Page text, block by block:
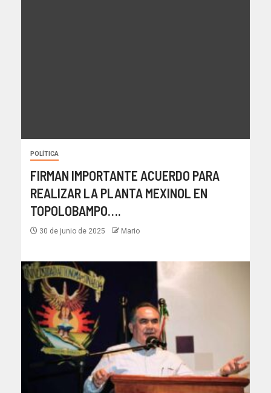
POLÍTICA
FIRMAN IMPORTANTE ACUERDO PARA
REALIZAR LA PLANTA MEXINOL EN
TOPOLOBAMPO….
30 de junio de 2025 Mario